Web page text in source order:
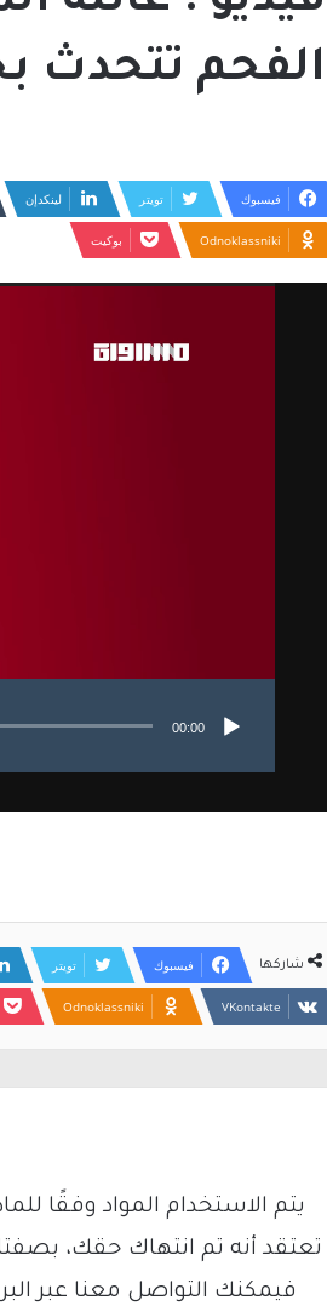
الفحم تتحدث
فيسبوك تويتر لينكدإن
Odnoklassniki بوكيت
مشغل
00:00
شاركها فيسبوك تويتر
Odnoklassniki
تعتقد أنه تم انتهاك حقك،